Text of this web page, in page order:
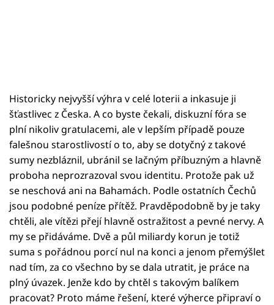
Historicky nejvyšší výhra v celé loterii a inkasuje ji
šťastlivec z Česka. A co byste čekali, diskuzní fóra se
plní nikoliv gratulacemi, ale v lepším případě pouze
falešnou starostlivostí o to, aby se dotyčný z takové
sumy nezbláznil, ubránil se lačným příbuzným a hlavně
proboha neprozrazoval svou identitu. Protože pak už
se neschová ani na Bahamách. Podle ostatních Čechů
jsou podobné peníze přítěž. Pravděpodobně by je taky
chtěli, ale vítězi přejí hlavně ostražitost a pevné nervy. A
my se přidáváme. Dvě a půl miliardy korun je totiž
suma s pořádnou porcí nul na konci a jenom přemýšlet
nad tím, za co všechno by se dala utratit, je práce na
plný úvazek. Jenže kdo by chtěl s takovým balíkem
pracovat? Proto máme řešení, které výherce připraví o